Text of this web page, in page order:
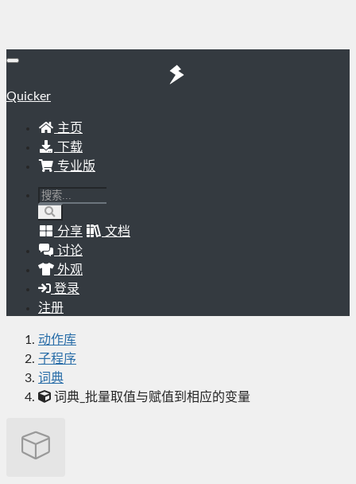
Quicker
主页
下载
专业版
分享
文档
讨论
外观
登录
注册
动作库
子程序
词典
词典_批量取值与赋值到相应的变量